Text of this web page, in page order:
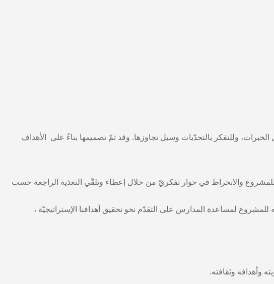
وللتفكر بالتحدّيات وسبل تجاوزها. وقد تمّ تصميمها بناءً على الأهداف
والانخراط في حوار تفكريّ من خلال إعطاء وتلقّي التغذية الراجعة حسب
لمساعدة المدارس على التقدّم نحو تحقيق أهدافنا الإستراتيجيّة ،